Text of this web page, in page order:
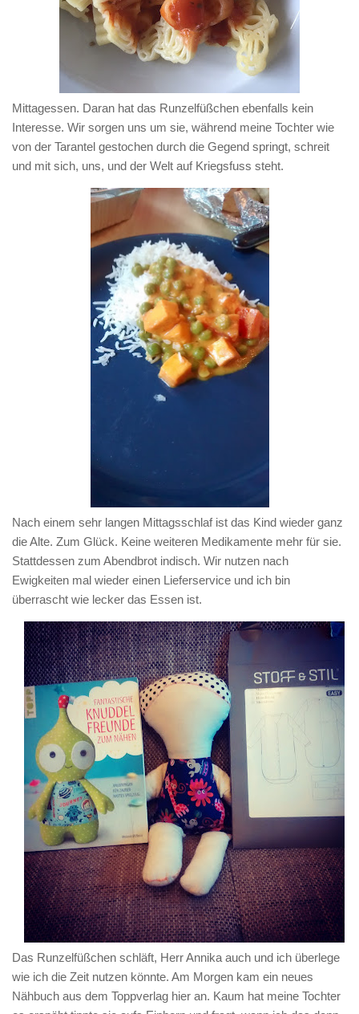
Mittagessen. Daran hat das Runzelfüßchen ebenfalls kein
Interesse. Wir sorgen uns um sie, während meine Tochter wie
von der Tarantel gestochen durch die Gegend springt, schreit
und mit sich, uns, und der Welt auf Kriegsfuss steht.
Nach einem sehr langen Mittagsschlaf ist das Kind wieder ganz
die Alte. Zum Glück. Keine weiteren Medikamente mehr für sie.
Stattdessen zum Abendbrot indisch. Wir nutzen nach
Ewigkeiten mal wieder einen Lieferservice und ich bin
überrascht wie lecker das Essen ist.
Das Runzelfüßchen schläft, Herr Annika auch und ich überlege
wie ich die Zeit nutzen könnte. Am Morgen kam ein neues
Nähbuch aus dem Toppverlag hier an. Kaum hat meine Tochter